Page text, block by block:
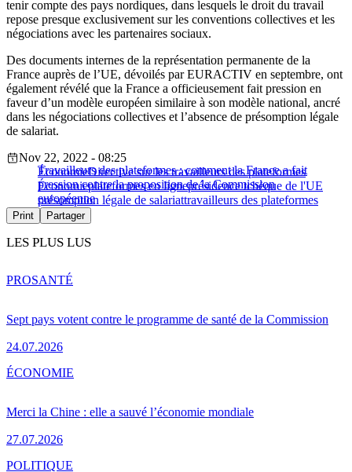
tenir compte des pays nordiques, dans lesquels le droit du travail
repose presque exclusivement sur les conventions collectives et les
négociations avec les partenaires sociaux.
Des documents internes de la représentation permanente de la
France auprès de l’UE, dévoilés par EURACTIV en septembre, ont
également révélé que la France a officieusement fait pression en
faveur d’un modèle européen similaire à son modèle national, ancré
dans les négociations collectives et l’absence de présomption légale
de salariat.
Travailleurs des plateformes : comment la France a fait
pression contre la proposition de la Commission
européenne
Nov 22, 2022 - 08:25
ÉconomieDirective sur les travailleurs des plateformes
Économieplateformes en ligneprésidence tchèque de l'UE
présomption légale de salariattravailleurs des plateformes
Print Partager
LES PLUS LUS
Sept pays votent contre le programme de santé de la Commission
24.07.2026
PROSANTÉ
Merci la Chine : elle a sauvé l’économie mondiale
27.07.2026
ÉCONOMIE
POLITIQUE